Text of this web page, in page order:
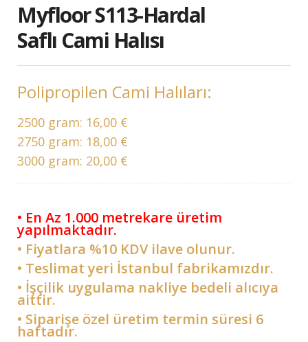
Myfloor S113-Hardal
Saflı Cami Halısı
Polipropilen Cami Halıları:
2500 gram: 16,00 €
2750 gram: 18,00 €
3000 gram: 20,00 €
• En Az 1.000 metrekare üretim
yapılmaktadır.
• Fiyatlara %10 KDV ilave olunur.
• Teslimat yeri İstanbul fabrikamızdır.
• İşçilik uygulama nakliye bedeli alıcıya
aittir.
• Siparişe özel üretim termin süresi 6
haftadır.